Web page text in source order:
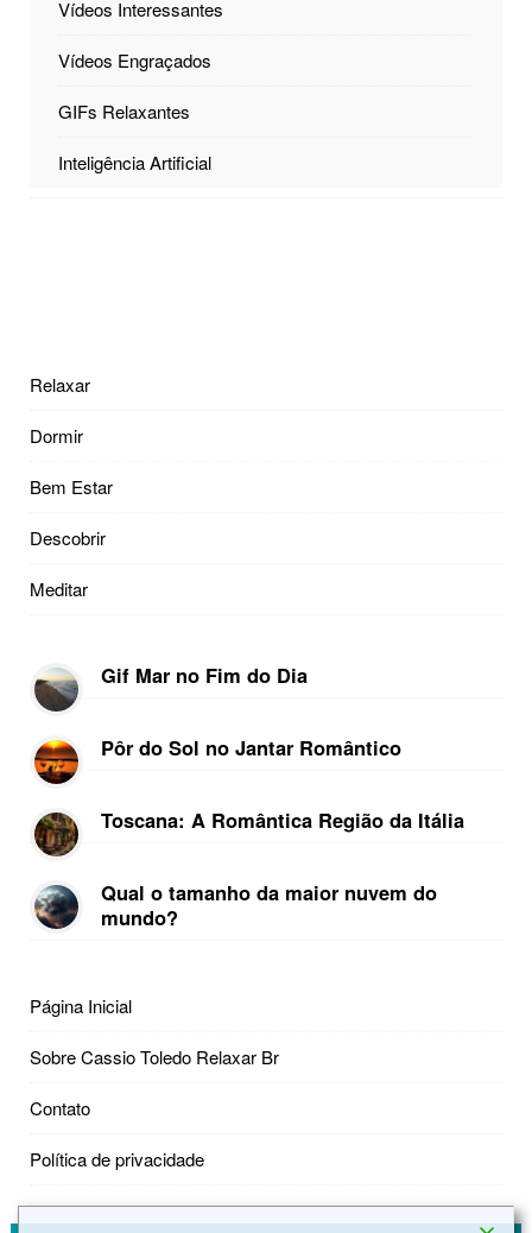
Vídeos Interessantes
Vídeos Engraçados
GIFs Relaxantes
Inteligência Artificial
Relaxar
Dormir
Bem Estar
Descobrir
Meditar
Gif Mar no Fim do Dia
Pôr do Sol no Jantar Romântico
Toscana: A Romântica Região da Itália
Qual o tamanho da maior nuvem do
mundo?
Página Inicial
Sobre Cassio Toledo Relaxar Br
Contato
Política de privacidade